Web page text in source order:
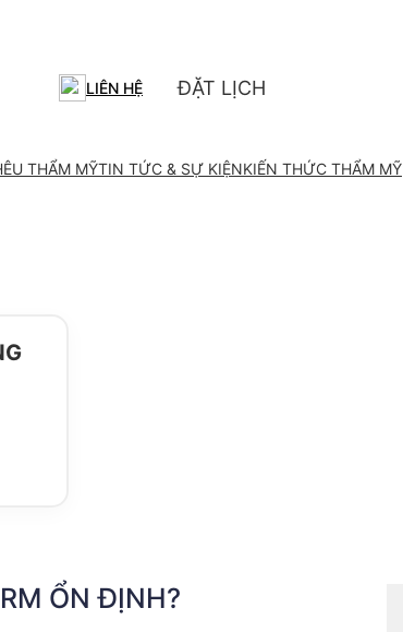
LIÊN HỆ ĐẶT LỊCH
THẨM MỸTIN TỨC & SỰ KIỆNKIẾN THỨC THẨM MỸ
ỔN ĐỊNH?